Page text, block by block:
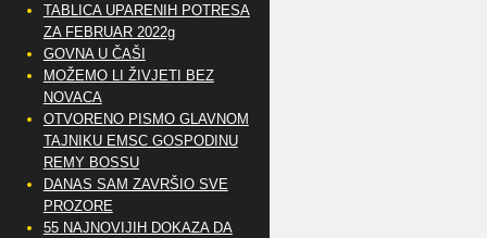
TABLICA UPARENIH POTRESA
ZA FEBRUAR 2022g
GOVNA U ČAŠI
MOŽEMO LI ŽIVJETI BEZ
NOVACA
OTVORENO PISMO GLAVNOM
TAJNIKU EMSC GOSPODINU
REMY BOSSU
DANAS SAM ZAVRŠIO SVE
PROZORE
55 NAJNOVIJIH DOKAZA DA